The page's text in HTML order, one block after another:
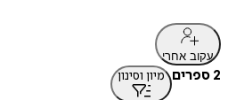
עקוב אחרי
2 ספרים מיון וסינון